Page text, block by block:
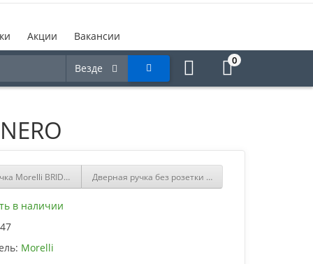
Акции Вакансии
Везде
0
Morelli BRIDGE R6 OTLДверная ручка без розетки Morelli HORIZONT-SM BIA
в наличии
Morelli